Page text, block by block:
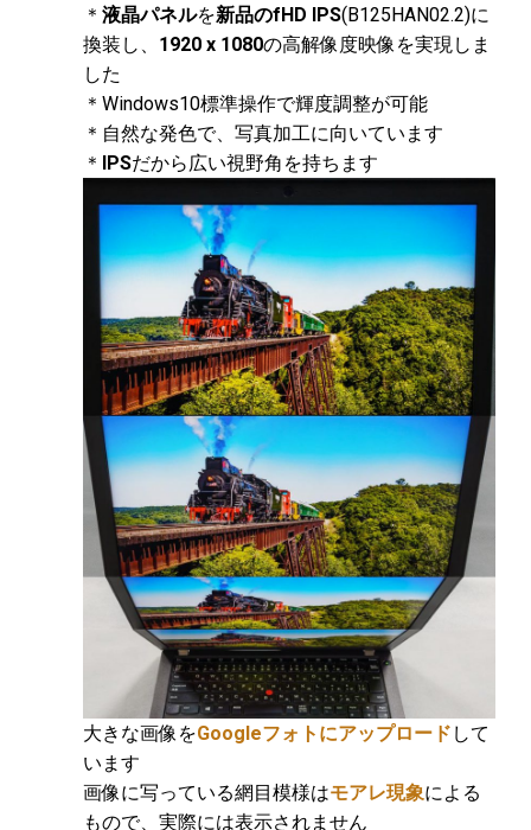
＊ 液晶パネルを新品のfHD IPS(B125HAN02.2)に
換装し、 1920 x 1080の高解像度映像を実現しま
した
＊Windows10標準操作で輝度調整が可能
＊自然な発色で、写真加工に向いています
＊
IPSだから広い視野角を持ちます
大きな画像をGoogleフォトにアップロード して
います
画像に写っている網目模様はモアレ現象による
もので、実際には表示されません